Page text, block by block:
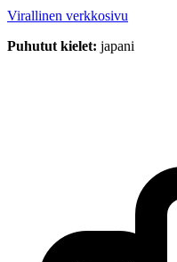
Virallinen verkkosivu
Puhutut kielet: japani